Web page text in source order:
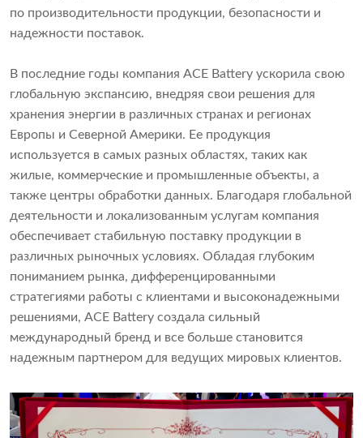
по производительности продукции, безопасности и
надежности поставок.
В последние годы компания ACE Battery ускорила свою
глобальную экспансию, внедряя свои решения для
хранения энергии в различных странах и регионах
Европы и Северной Америки. Ее продукция
используется в самых разных областях, таких как
жилые, коммерческие и промышленные объекты, а
также центры обработки данных. Благодаря глобальной
деятельности и локализованным услугам компания
обеспечивает стабильную поставку продукции в
различных рыночных условиях. Обладая глубоким
пониманием рынка, дифференцированными
стратегиями работы с клиентами и высоконадежными
решениями, ACE Battery создала сильный
международный бренд и все больше становится
надежным партнером для ведущих мировых клиентов.